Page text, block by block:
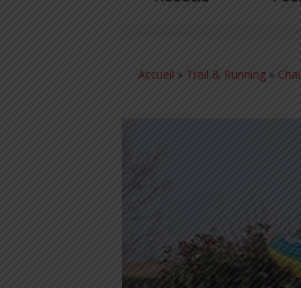
Accueil » Trail & Running »